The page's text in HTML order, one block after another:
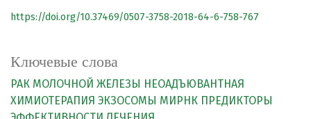
Ключевые слова
РАК МОЛОЧНОЙ ЖЕЛЕЗЫ
НЕОАДЪЮВАНТНАЯ
ХИМИОТЕРАПИЯ ЭКЗОСОМЫ МИРНК ПРЕДИКТОРЫ
https://doi.org/10.37469/0507-3758-2018-64-6-758-767